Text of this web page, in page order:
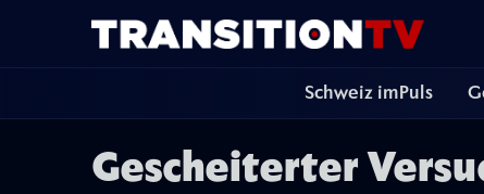
Schweiz imPuls
Gescheiterter